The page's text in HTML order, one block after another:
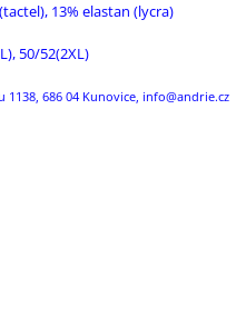
13% elastan (lycra)
50/52(2XL)
686 04 Kunovice, info@andrie.cz